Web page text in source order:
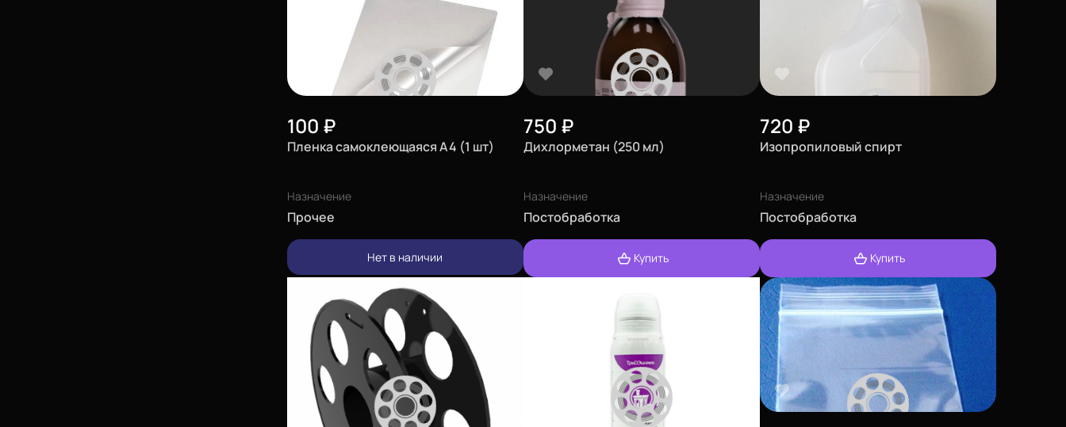
100 ₽
Пленка самоклеющаяся A4 (1 шт)
Назначение
Прочее
Нет в наличии
750 ₽
Дихлорметан (250 мл)
Назначение
Постобработка
Купить
720 ₽
Изопропиловый спирт
Назначение
Постобработка
Купить